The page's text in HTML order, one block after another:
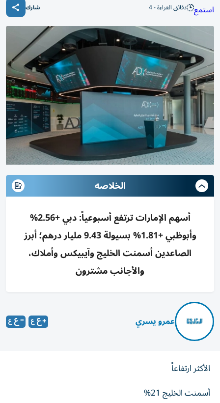
استمع دقائق القراءة - 4 شارك
الخلاصه
أسهم الإمارات ترتفع أسبوعياً: دبي +2.56%
وأبوظبي +1.81% بسيولة 9.43 مليار درهم؛ أبرز
الصاعدين أسمنت الخليج وآيبيكس وأملاك،
والأجانب مشترون
عمرو يسري
الأكثر ارتفاعاً
أسمنت الخليج 21%